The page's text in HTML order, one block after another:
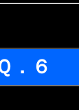
．６